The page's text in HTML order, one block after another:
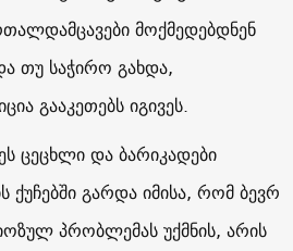
მოქმედებდნენ
თუ საჭირო გახდა,
გააკეთებს იგივეს.
ცეცხლი და ბარიკადები
გარდა იმისა, რომ ბევრ
პრობლემას უქმნის, არის